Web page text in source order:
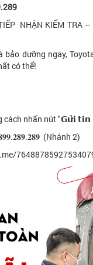
NHẬN KIỂM TRA –
bảo dưỡng ngay,
có thể!
cách nhấn nút "𝗚𝘂̛̉𝗶
(Nhánh 2)